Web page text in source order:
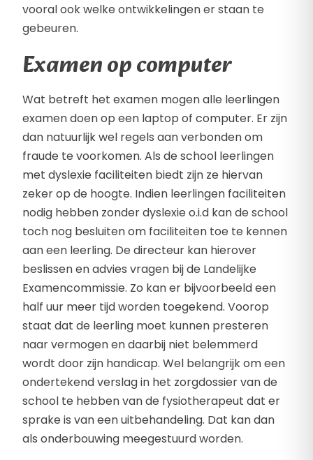
vooral ook welke ontwikkelingen er staan te
gebeuren.
Examen op computer
Wat betreft het examen mogen alle leerlingen
examen doen op een laptop of computer. Er zijn
dan natuurlijk wel regels aan verbonden om
fraude te voorkomen. Als de school leerlingen
met dyslexie faciliteiten biedt zijn ze hiervan
zeker op de hoogte. Indien leerlingen faciliteiten
nodig hebben zonder dyslexie o.i.d kan de school
toch nog besluiten om faciliteiten toe te kennen
aan een leerling. De directeur kan hierover
beslissen en advies vragen bij de Landelijke
Examencommissie. Zo kan er bijvoorbeeld een
half uur meer tijd worden toegekend. Voorop
staat dat de leerling moet kunnen presteren
naar vermogen en daarbij niet belemmerd
wordt door zijn handicap. Wel belangrijk om een
ondertekend verslag in het zorgdossier van de
school te hebben van de fysiotherapeut dat er
sprake is van een uitbehandeling. Dat kan dan
als onderbouwing meegestuurd worden.